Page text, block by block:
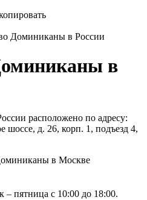
Доминиканы в России
в
расположено по адресу:
шоссе, д. 26, корп. 1, подъезд 4,
– пятница с 10:00 до 18:00.